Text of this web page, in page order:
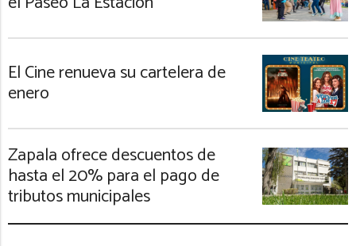
El Cine renueva su cartelera de
enero
Zapala ofrece descuentos de
hasta el 20% para el pago de
tributos municipales